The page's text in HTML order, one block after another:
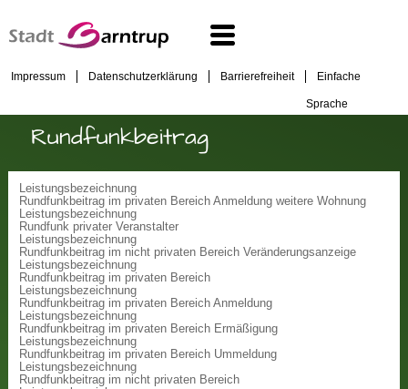
Impressum Datenschutzerklärung Barrierefreiheit Einfache
Sprache
Rundfunkbeitrag
Leistungsbezeichnung
Rundfunkbeitrag im privaten Bereich Anmeldung weitere Wohnung
Leistungsbezeichnung
Rundfunk privater Veranstalter
Leistungsbezeichnung
Rundfunkbeitrag im nicht privaten Bereich Veränderungsanzeige
Leistungsbezeichnung
Rundfunkbeitrag im privaten Bereich
Leistungsbezeichnung
Rundfunkbeitrag im privaten Bereich Anmeldung
Leistungsbezeichnung
Rundfunkbeitrag im privaten Bereich Ermäßigung
Leistungsbezeichnung
Rundfunkbeitrag im privaten Bereich Ummeldung
Leistungsbezeichnung
Rundfunkbeitrag im nicht privaten Bereich